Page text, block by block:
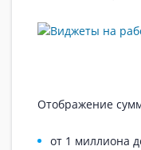
Отображение
от 1 миллиона